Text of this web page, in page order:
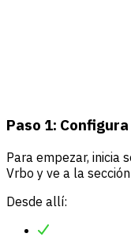
Paso 1:
Para empezar, inicia
Vrbo y ve a la
Desde allí: